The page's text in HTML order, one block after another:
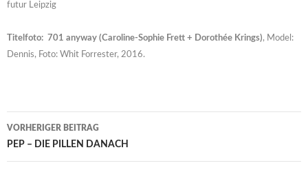
futur Leipzig
Titelfoto: 701 anyway (Caroline-Sophie Frett + Dorothée Krings), Model:
Dennis, Foto: Whit Forrester, 2016.
Beitragsnavigation
VORHERIGER BEITRAG
PEP – DIE PILLEN DANACH